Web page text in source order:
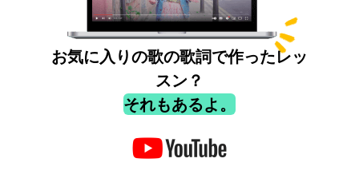
お気に入りの歌の歌詞で作ったレッ
スン？
それもあるよ。